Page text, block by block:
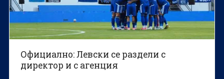
Официално: Левски се раздели с
директор и с агенция